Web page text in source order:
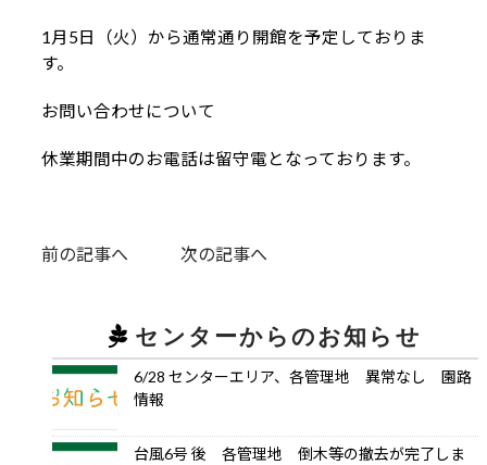
1月5日（火）から通常通り開館を予定しておりま
す。
お問い合わせについて
休業期間中のお電話は留守電となっております。
前の記事へ 次の記事へ
センターからのお知らせ
6/28 センターエリア、各管理地 異常なし 園路
情報
台風6号 後 各管理地 倒木等の撤去が完了しま